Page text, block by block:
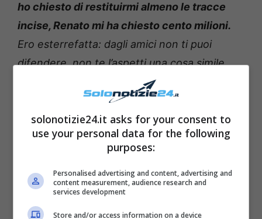
ho chiesto di restituirmi almeno le tracce
incise, Renato mi ha chiesto cento milioni.
Ero esterrefatta: dagli amici non ti puoi
difendere, non te l’aspetti una cosa simile.
Ma chi li ha cento milioni?”.
Leggi anche —–> Maneskin, spunta lo scatto
di Damiano da giovanissimo: irriconoscibile
solonotizie24.it asks for your consent to
use your personal data for the following
purposes:
Personalised advertising and content, advertising and
content measurement, audience research and
services development
Store and/or access information on a device